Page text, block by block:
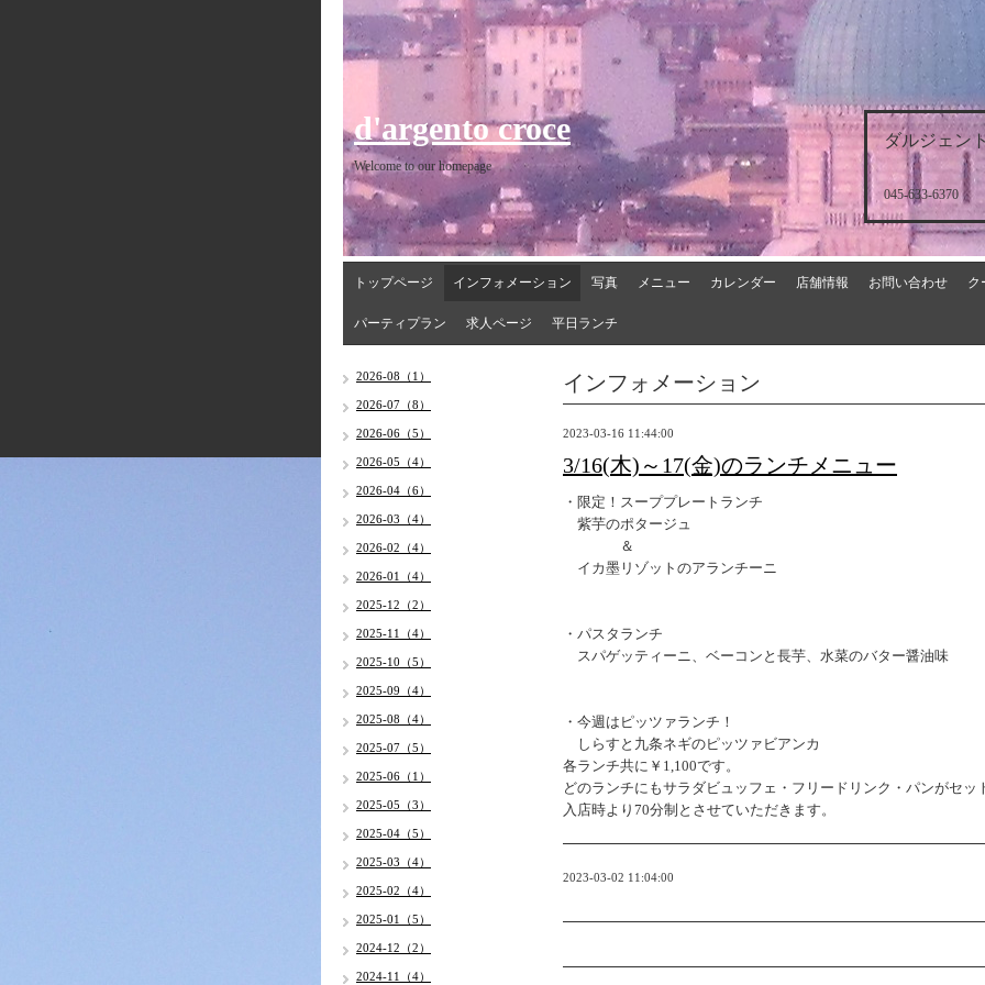
ダルジェン
045-633-6370
d'argento croce
Welcome to our homepage
トップページ インフォメーション 写真 メニュー カレンダー 店舗情報 お問い合わせ ク
パーティプラン 求人ページ 平日ランチ
インフォメーション
2023-03-16 11:44:00
3/16(木)～17(金)のランチメニュー
・限定！スーププレートランチ
紫芋のポタージュ
＆
イカ墨リゾットのアランチーニ
・パスタランチ
スパゲッティーニ、ベーコンと長芋、水菜のバター醤油味
・今週はピッツァランチ！
しらすと九条ネギのピッツァビアンカ
各ランチ共に￥1,100です。
どのランチにもサラダビュッフェ・フリードリンク・パンがセッ
入店時より70分制とさせていただきます。
2023-03-02 11:04:00
2026-08（1）
2026-07（8）
2026-06（5）
2026-05（4）
2026-04（6）
2026-03（4）
2026-02（4）
2026-01（4）
2025-12（2）
2025-11（4）
2025-10（5）
2025-09（4）
2025-08（4）
2025-07（5）
2025-06（1）
2025-05（3）
2025-04（5）
2025-03（4）
2025-02（4）
2025-01（5）
2024-12（2）
2024-11（4）